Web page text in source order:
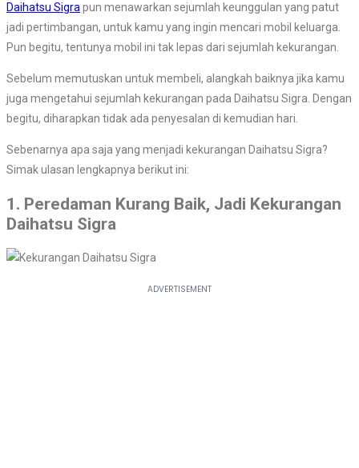
Daihatsu Sigrapun menawarkan sejumlah keunggulan yang patut
jadi pertimbangan, untuk kamu yang ingin mencari mobil keluarga.
Pun begitu, tentunya mobil ini tak lepas dari sejumlah kekurangan.
Sebelum memutuskan untuk membeli, alangkah baiknya jika kamu
juga mengetahui sejumlah kekurangan pada Daihatsu Sigra. Dengan
begitu, diharapkan tidak ada penyesalan di kemudian hari.
Sebenarnya apa saja yang menjadi kekurangan Daihatsu Sigra?
Simak ulasan lengkapnya berikut ini:
1. Peredaman Kurang Baik, Jadi Kekurangan
Daihatsu Sigra